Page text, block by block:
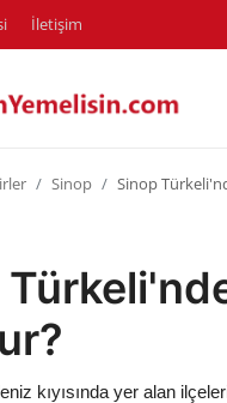
İletişim
Sinop Sinop
kıyısında yer alan